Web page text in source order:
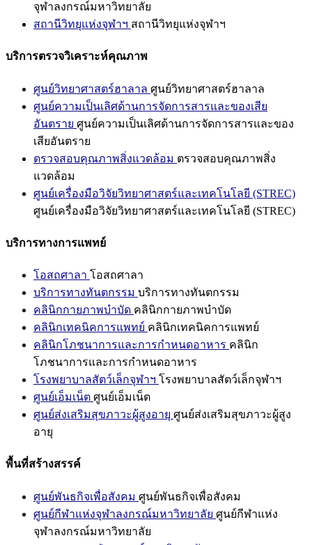
จุฬาลงกรณ์มหาวิทยาลัย
สถานีวิทยุแห่งจุฬาฯ สถานีวิทยุแห่งจุฬาฯ
บริการตรวจวิเคราะห์คุณภาพ
ศูนย์วิทยาศาสตร์ฮาลาล ศูนย์วิทยาศาสตร์ฮาลาล
ศูนย์ความเป็นเลิศด้านการจัดการสารและของเสีย
อันตราย ศูนย์ความเป็นเลิศด้านการจัดการสารและของ
เสียอันตราย
ตรวจสอบคุณภาพสิ่งแวดล้อม ตรวจสอบคุณภาพสิ่ง
แวดล้อม
ศูนย์เครื่องมือวิจัยวิทยาศาสตร์และเทคโนโลยี (STREC)
ศูนย์เครื่องมือวิจัยวิทยาศาสตร์และเทคโนโลยี (STREC)
บริการทางการแพทย์
โอสถศาลา โอสถศาลา
บริการทางทันตกรรม บริการทางทันตกรรม
คลินิกกายภาพบำบัด คลินิกกายภาพบำบัด
คลินิกเทคนิคการแพทย์ คลินิกเทคนิคการแพทย์
คลินิกโภชนาการและการกำหนดอาหาร คลินิก
โภชนาการและการกำหนดอาหาร
โรงพยาบาลสัตว์เล็กจุฬาฯ โรงพยาบาลสัตว์เล็กจุฬาฯ
ศูนย์เอ็มเน็ต ศูนย์เอ็มเน็ต
ศูนย์ส่งเสริมสุขภาวะผู้สูงอายุ ศูนย์ส่งเสริมสุขภาวะผู้สูง
อายุ
พื้นที่สร้างสรรค์
ศูนย์พันธกิจเพื่อสังคม ศูนย์พันธกิจเพื่อสังคม
ศูนย์กีฬาแห่งจุฬาลงกรณ์มหาวิทยาลัย ศูนย์กีฬาแห่ง
จุฬาลงกรณ์มหาวิทยาลัย